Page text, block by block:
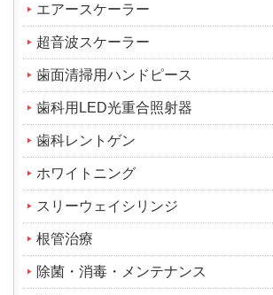
エアースケーラー
超音波スケーラー
歯面清掃用ハンドピース
歯科用LED光重合照射器
歯科レントゲン
ホワイトニング
スリーウェイシリンジ
根管治療
除菌・消毒・メンテナンス